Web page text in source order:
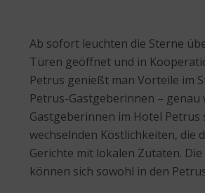
Ab sofort leuchten die Sterne
Türen geöffnet und in
Petrus genießt man Vorteile im
Petrus-Gastgeberinnen –
Gastgeberinnen im Hotel Petrus
wechselnden Köstlichkeiten, die
Gerichte mit lokalen Zutaten.
können sich sowohl in den